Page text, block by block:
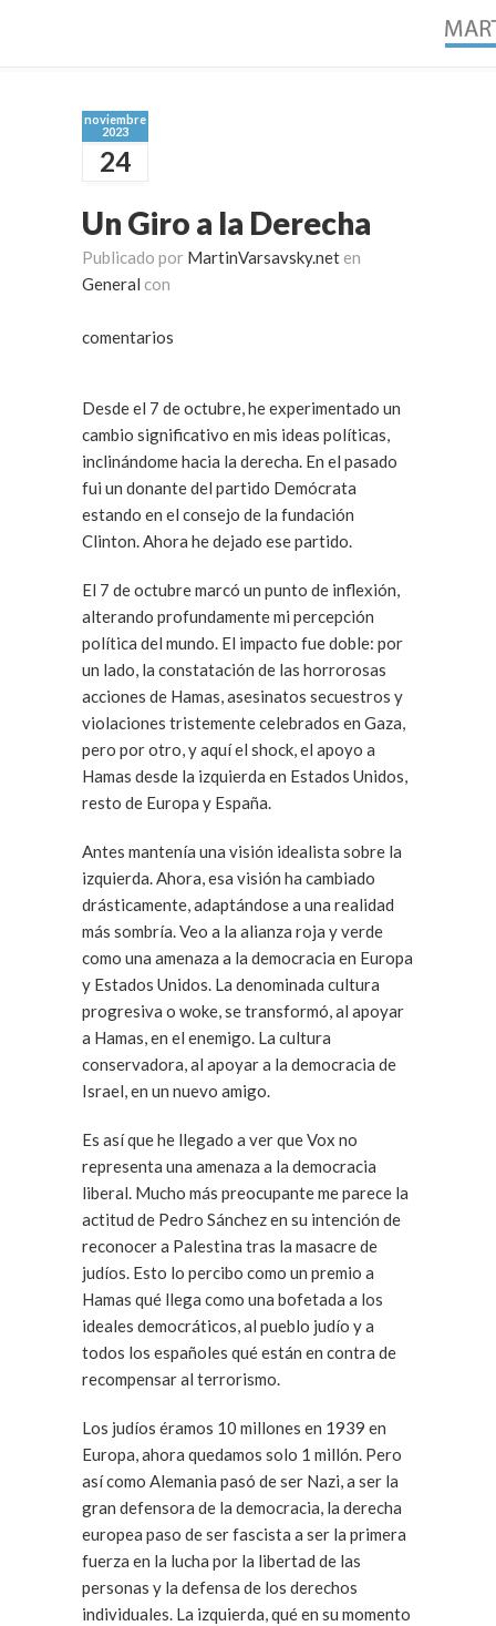
noviembre
2023
24
Un Giro a la Derecha
Publicado por MartinVarsavsky.net en
General con
comentarios
Desde el 7 de octubre, he experimentado un
cambio significativo en mis ideas políticas,
inclinándome hacia la derecha. En el pasado
fui un donante del partido Demócrata
estando en el consejo de la fundación
Clinton. Ahora he dejado ese partido.
El 7 de octubre marcó un punto de inflexión,
alterando profundamente mi percepción
política del mundo. El impacto fue doble: por
un lado, la constatación de las horrorosas
acciones de Hamas, asesinatos secuestros y
violaciones tristemente celebrados en Gaza,
pero por otro, y aquí el shock, el apoyo a
Hamas desde la izquierda en Estados Unidos,
resto de Europa y España.
Antes mantenía una visión idealista sobre la
izquierda. Ahora, esa visión ha cambiado
drásticamente, adaptándose a una realidad
más sombría. Veo a la alianza roja y verde
como una amenaza a la democracia en Europa
y Estados Unidos. La denominada cultura
progresiva o woke, se transformó, al apoyar
a Hamas, en el enemigo. La cultura
conservadora, al apoyar a la democracia de
Israel, en un nuevo amigo.
Es así que he llegado a ver que Vox no
representa una amenaza a la democracia
liberal. Mucho más preocupante me parece la
actitud de Pedro Sánchez en su intención de
reconocer a Palestina tras la masacre de
judíos. Esto lo percibo como un premio a
Hamas qué llega como una bofetada a los
ideales democráticos, al pueblo judío y a
todos los españoles qué están en contra de
recompensar al terrorismo.
Los judíos éramos 10 millones en 1939 en
Europa, ahora quedamos solo 1 millón. Pero
así como Alemania pasó de ser Nazi, a ser la
gran defensora de la democracia, la derecha
europea paso de ser fascista a ser la primera
fuerza en la lucha por la libertad de las
personas y la defensa de los derechos
individuales. La izquierda, qué en su momento